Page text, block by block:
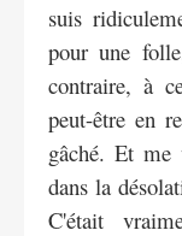
suis
pour une
contraire, à
peut-être en
gâché. Et me
dans la
C'était